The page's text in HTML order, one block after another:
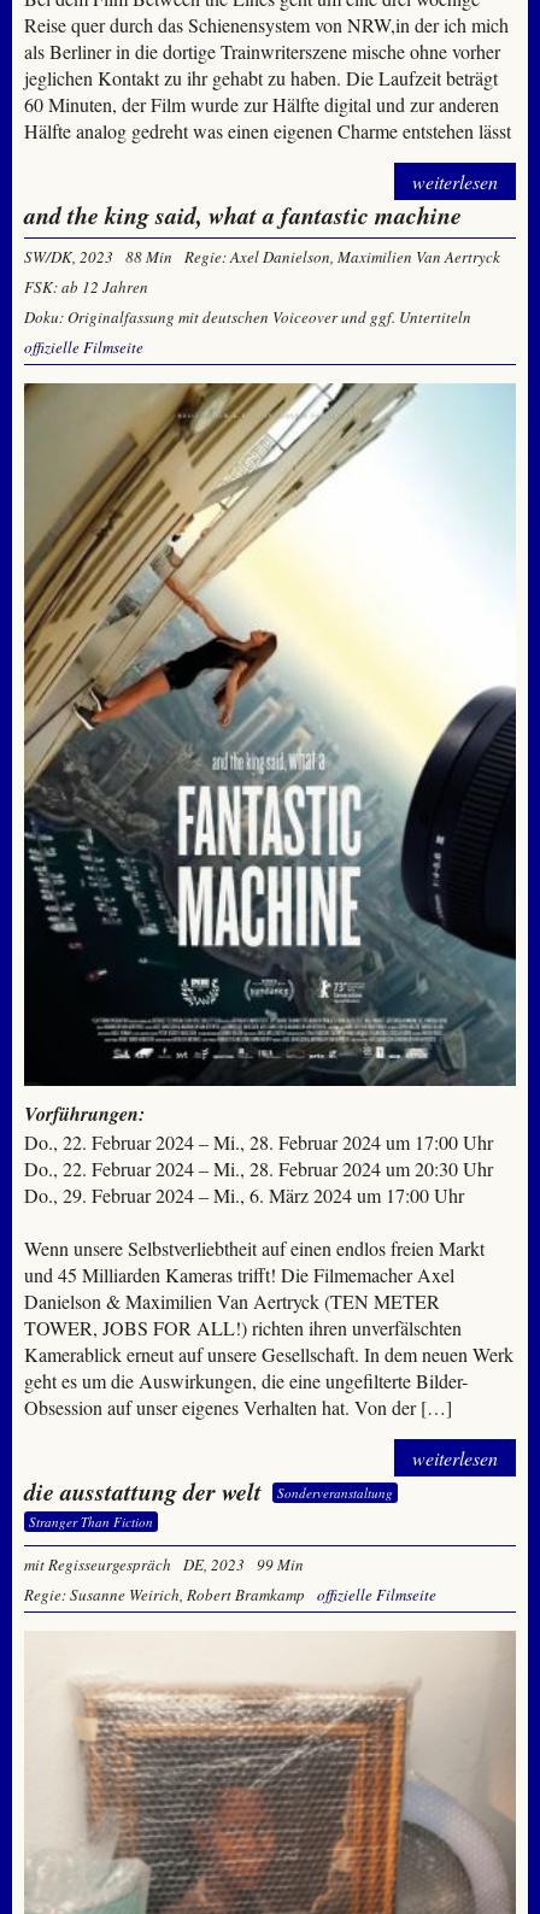
Reise quer durch das Schienensystem von NRW,in der ich mich
als Berliner in die dortige Trainwriterszene mische ohne vorher
jeglichen Kontakt zu ihr gehabt zu haben. Die Laufzeit beträgt
60 Minuten, der Film wurde zur Hälfte digital und zur anderen
Hälfte analog gedreht was einen eigenen Charme entstehen lässt
weiterlesen
and the king said, what a fantastic machine
SW/DK, 2023 88 Min
Regie: Axel Danielson, Maximilien Van Aertryck
FSK: ab 12 Jahren
Doku: Originalfassung mit deutschen Voiceover und ggf. Untertiteln
offizielle Filmseite
Vorführungen:
Do., 22. Februar 2024 – Mi., 28. Februar 2024 um 17:00 Uhr
Do., 22. Februar 2024 – Mi., 28. Februar 2024 um 20:30 Uhr
Do., 29. Februar 2024 – Mi., 6. März 2024 um 17:00 Uhr
Wenn unsere Selbstverliebtheit auf einen endlos freien Markt
und 45 Milliarden Kameras trifft! Die Filmemacher Axel
Danielson & Maximilien Van Aertryck (TEN METER
TOWER, JOBS FOR ALL!) richten ihren unverfälschten
Kamerablick erneut auf unsere Gesellschaft. In dem neuen Werk
geht es um die Auswirkungen, die eine ungefilterte Bilder-
Obsession auf unser eigenes Verhalten hat. Von der […]
weiterlesen
die ausstattung der welt
Sonderveranstaltung
Stranger Than Fiction
mit Regisseurgespräch DE, 2023
99 Min
Regie: Susanne Weirich, Robert Bramkamp
offizielle Filmseite